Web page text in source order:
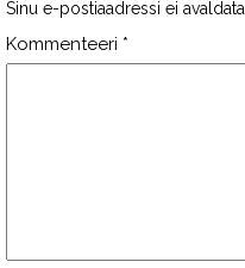
Sinu e-postiaadressi ei avaldata.
Kommenteeri *